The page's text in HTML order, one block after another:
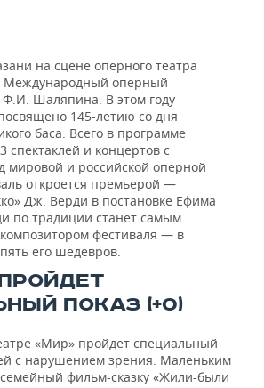
на сцене оперного театра
Международный оперный
Шаляпина. В этом году
145-летию со дня
баса. Всего в программе
спектаклей и концертов с
мировой и российской оперной
откроется премьерой —
Дж. Верди в постановке Ефима
по традиции станет самым
фестиваля — в
его шедевров.
ПОКАЗ (+0)
«Мир» пройдет специальный
с нарушением зрения. Маленьким
фильм-сказку «Жили-были